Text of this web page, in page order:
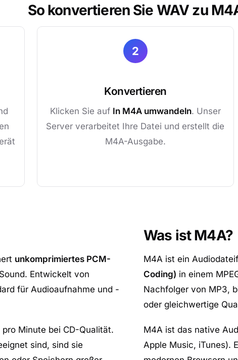
So konvertieren Sie WAV zu
2
Konvertieren
Klicken Sie auf In M4A umwandeln. Unser
Server verarbeitet Ihre Datei und erstellt die
M4A-Ausgabe.
unkomprimiertes PCM-
Entwickelt von
für Audioaufnahme und -
Minute bei CD-Qualität.
sind, sind sie
Was ist M4A?
M4A ist ein
Coding) in einem
Nachfolger von MP3,
oder gleichwertige
M4A ist das native
Apple Music, iTunes).